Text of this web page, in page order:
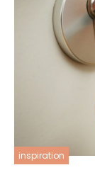
inspiration